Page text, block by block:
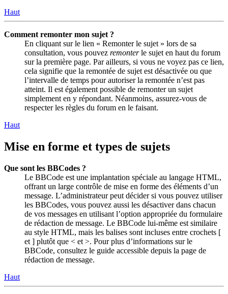
Haut
Comment remonter mon sujet ?
En cliquant sur le lien « Remonter le sujet » lors de sa
consultation, vous pouvez remonterle sujet en haut du forum
sur la première page. Par ailleurs, si vous ne voyez pas ce lien,
cela signifie que la remontée de sujet est désactivée ou que
l’intervalle de temps pour autoriser la remontée n’est pas
atteint. Il est également possible de remonter un sujet
simplement en y répondant. Néanmoins, assurez-vous de
respecter les règles du forum en le faisant.
Haut
Mise en forme et types de sujets
Que sont les BBCodes ?
Le BBCode est une implantation spéciale au langage HTML,
offrant un large contrôle de mise en forme des éléments d’un
message. L’administrateur peut décider si vous pouvez utiliser
les BBCodes, vous pouvez aussi les désactiver dans chacun
de vos messages en utilisant l’option appropriée du formulaire
de rédaction de message. Le BBCode lui-même est similaire
au style HTML, mais les balises sont incluses entre crochets [
et ] plutôt que < et >. Pour plus d’informations sur le
BBCode, consultez le guide accessible depuis la page de
rédaction de message.
Haut